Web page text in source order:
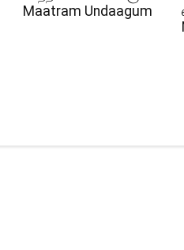
Maatram Undaagum